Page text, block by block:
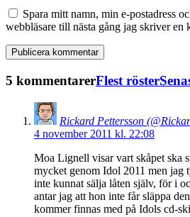
Spara mitt namn, min e-postadress
webbläsare till nästa gång jag skriver en
5 kommentarerFlest röster
Rickard Pettersson
4 november 2011 kl. 22:08
Moa Lignell visar vart skåpet ska
mycket genom Idol 2011 men jag
inte kunnat sälja låten själv, för i
antar jag att hon inte får släppa
kommer finnas med på Idols cd-